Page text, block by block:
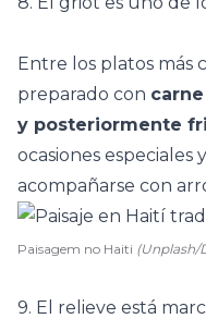
Entre los platos más
preparado con
y posteriormente
ocasiones especiales
acompañarse con
Paisagem no Haiti (Unplash/
9. El relieve está